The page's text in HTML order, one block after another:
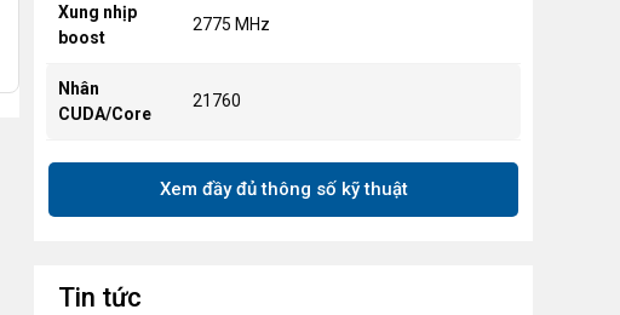
Xung nhịp
boost
2775 MHz
Nhân
CUDA/Core
21760
Cổng xuất
USB Type-C x1, DP x3 (2.1b), HDMI x1
(2.1b)
Xem đầy đủ thông số kỹ thuật
Tin tức